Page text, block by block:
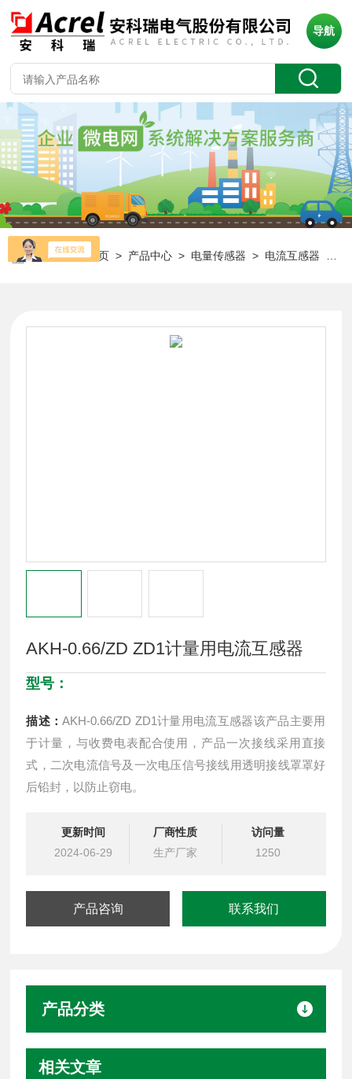
导航
当前位置：首页 > 产品中心 > 电量传感器 > 电流互感器
AKH-0.66/ZD ZD1计量用电流互感器
型号：
描述：AKH-0.66/ZD ZD1计量用电流互感器该产品主要用
于计量，与收费电表配合使用，产品一次接线采用直接
式，二次电流信号及一次电压信号接线用透明接线罩罩好
后铅封，以防止窃电。
更新时间
2024-06-29
厂商性质
生产厂家
访问量
1250
产品咨询 联系我们
产品分类
相关文章